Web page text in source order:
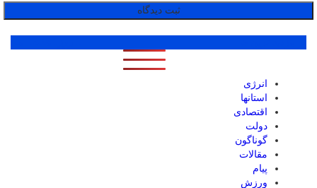
انرژی
استانها
اقتصادی
دولت
گوناگون
مقالات
پیام
ورزش